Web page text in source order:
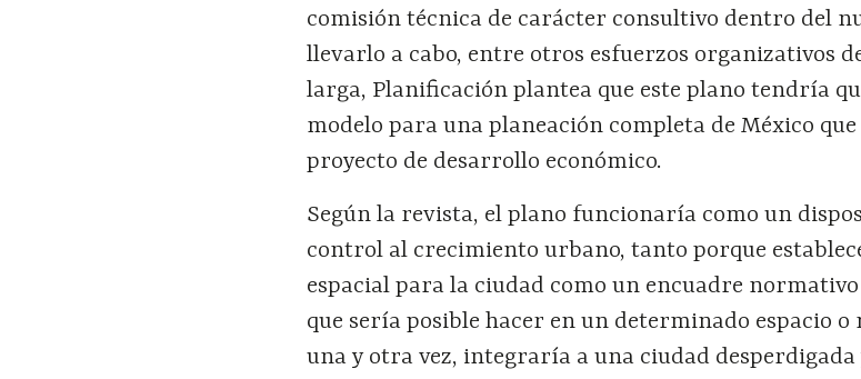
comisión técnica de carácter consultivo dentro del
llevarlo a cabo, entre otros esfuerzos organizativos
larga, Planificación plantea que este plano tendría
modelo para una planeación completa de México
proyecto de desarrollo económico.
Según la revista, el plano funcionaría como un
control al crecimiento urbano, tanto porque
espacial para la ciudad como un encuadre
que sería posible hacer en un determinado espacio o
una y otra vez, integraría a una ciudad